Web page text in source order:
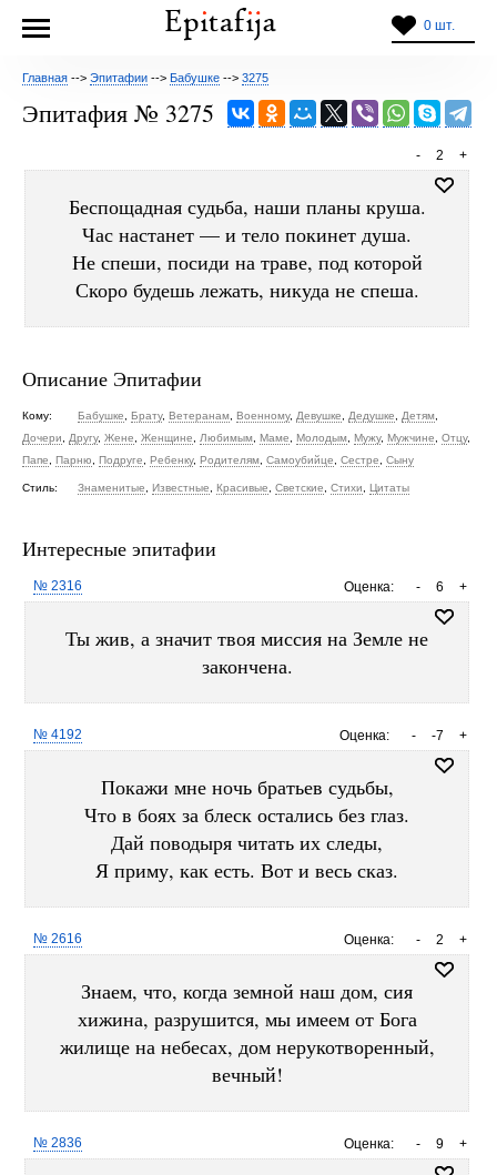
0 шт.
Главная --> Эпитафии --> Бабушке --> 3275
Эпитафия № 3275
+
2
-
Беспощадная судьба, наши планы круша.
Час настанет — и тело покинет душа.
Не спеши, посиди на траве, под которой
Скоро будешь лежать, никуда не спеша.
Описание Эпитафии
Кому: Бабушке Брату, Ветеранам Военному, Девушке Дедушке Детям
Дочери
Другу, Жене Женщине Любимым Маме Молодым Мужу, Мужчине Отцу,
Папе
Парню Подруге Ребенку, Родителям Самоубийце Сестре Сыну
Стиль: Знаменитые Известные Красивые Светские Стихи Цитаты
Интересные эпитафии
Оценка: +
6
-
№ 2316
Ты жив, а значит твоя миссия на Земле не
закончена.
Оценка: +
-7
-
№ 4192
Покажи мне ночь братьев судьбы,
Что в боях за блеск остались без глаз.
Дай поводыря читать их следы,
Я приму, как есть. Вот и весь сказ.
Оценка: +
2
-
№ 2616
Знаем, что, когда земной наш дом, сия
хижина, разрушится, мы имеем от Бога
жилище на небесах, дом нерукотворенный,
вечный!
Оценка: +
9
-
№ 2836